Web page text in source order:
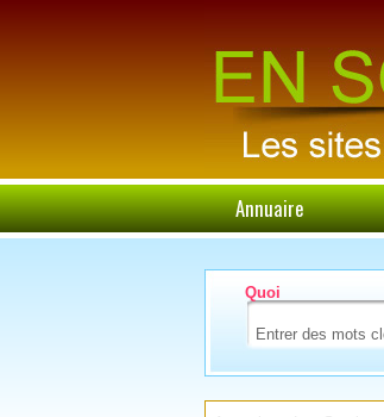
Annuaire
Quoi